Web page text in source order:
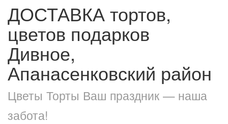
ДОСТАВКА тортов,
цветов подарков
Дивное,
Апанасенковский район
Цветы Торты Ваш праздник — наша
забота!